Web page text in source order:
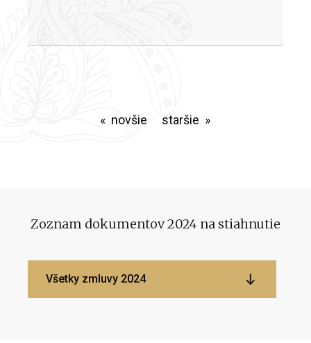
novšie staršie
Zoznam dokumentov 2024 na stiahnutie
Všetky zmluvy 2024